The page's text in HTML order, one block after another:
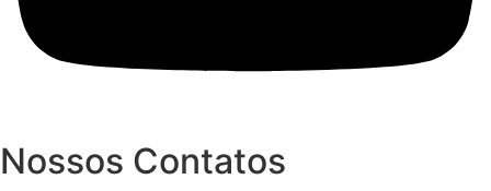
Nossos Contatos